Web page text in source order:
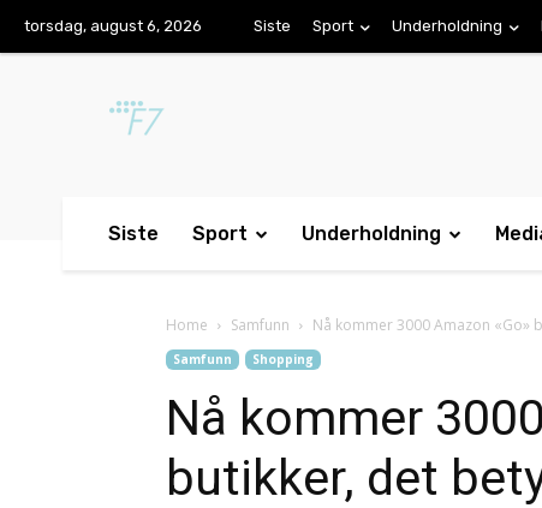
torsdag, august 6, 2026 Siste Sport Underholdning
Siste Sport Underholdning
Home Samfunn Nå kommer 3000 Amazon «Go»
Samfunn Shopping
Nå kommer
butikker, det